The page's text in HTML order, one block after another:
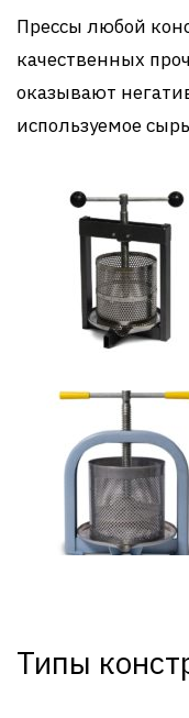
Прессы любой
качественных
оказывают
используемое
Типы